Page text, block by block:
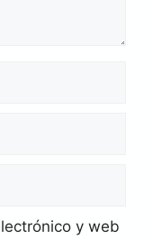
y web